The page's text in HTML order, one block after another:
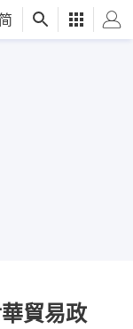
简
貿易政